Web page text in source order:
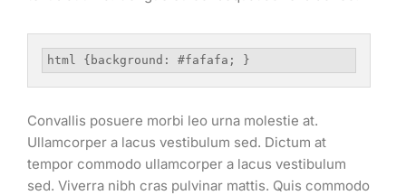
html {background: #fafafa; }
Convallis posuere morbi leo urna molestie at.
Ullamcorper a lacus vestibulum sed. Dictum at
tempor commodo ullamcorper a lacus vestibulum
sed. Viverra nibh cras pulvinar mattis. Quis commodo